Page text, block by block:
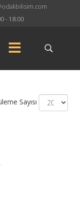
- 18:00
Sayısı